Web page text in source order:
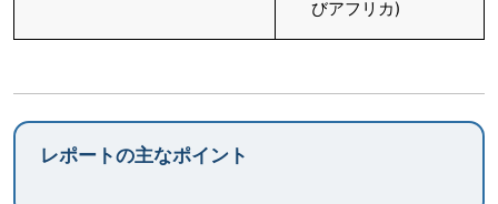
びアフリカ)
レポートの主なポイント